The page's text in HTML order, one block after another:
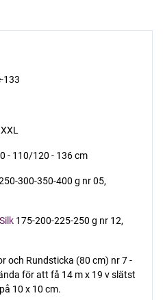
133
- 110/120 - 136 cm
300-350-400 g nr 05,
175-200-225-250 g nr 12,
och Rundsticka (80 cm) nr 7 -
för att få 14 m x 19 v slätst
10 x 10 cm.